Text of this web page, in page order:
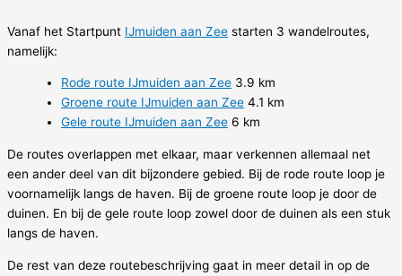
Vanaf het Startpunt IJmuiden aan Zee starten 3 wandelroutes,
namelijk:
Rode route IJmuiden aan Zee 3.9 km
Groene route IJmuiden aan Zee 4.1 km
Gele route IJmuiden aan Zee 6 km
De routes overlappen met elkaar, maar verkennen allemaal net
een ander deel van dit bijzondere gebied. Bij de rode route loop je
voornamelijk langs de haven. Bij de groene route loop je door de
duinen. En bij de gele route loop zowel door de duinen als een stuk
langs de haven.
De rest van deze routebeschrijving gaat in meer detail in op de